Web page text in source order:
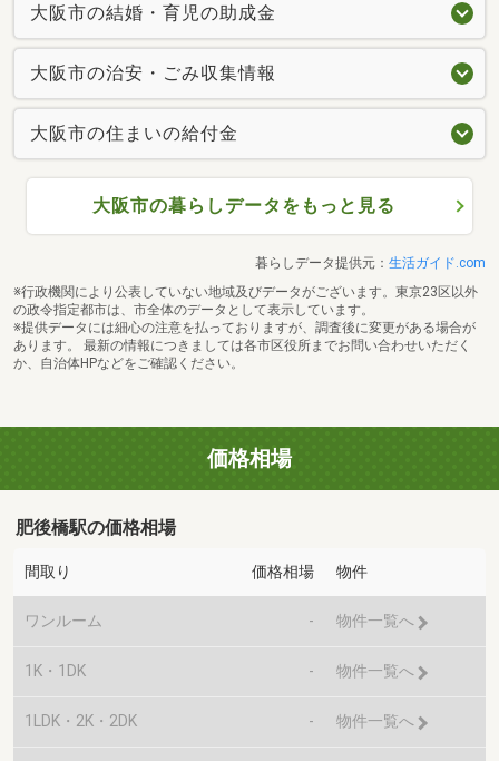
大阪市の結婚・育児の助成金
大阪市の治安・ごみ収集情報
大阪市の住まいの給付金
大阪市の暮らしデータをもっと見る
暮らしデータ提供元： 生活ガイド.com
※行政機関により公表していない地域及びデータがございます。東京23区以外
の政令指定都市は、市全体のデータとして表示しています。
※提供データには細心の注意を払っておりますが、調査後に変更がある場合が
あります。 最新の情報につきましては各市区役所までお問い合わせいただく
か、自治体HPなどをご確認ください。
価格相場
肥後橋駅の価格相場
間取り 価格相場 物件
ワンルーム - 物件一覧へ
1K・1DK - 物件一覧へ
1LDK・2K・2DK - 物件一覧へ